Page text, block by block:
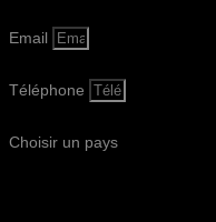
Email
Téléphone
Choisir un pays